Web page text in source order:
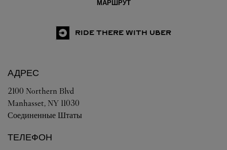
МАРШРУТ
RIDE THERE WITH UBER
АДРЕС
2100 Northern Blvd
Manhasset, NY 11030
Соединенные Штаты
ТЕЛЕФОН